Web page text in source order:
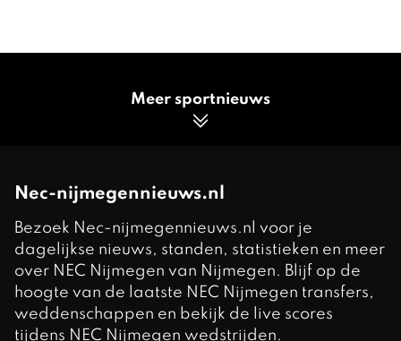
Meer sportnieuws
Nec-nijmegennieuws.nl
Bezoek Nec-nijmegennieuws.nl voor je
dagelijkse nieuws, standen, statistieken en meer
over NEC Nijmegen van Nijmegen. Blijf op de
hoogte van de laatste NEC Nijmegen transfers,
weddenschappen en bekijk de live scores
tijdens NEC Nijmegen wedstrijden.